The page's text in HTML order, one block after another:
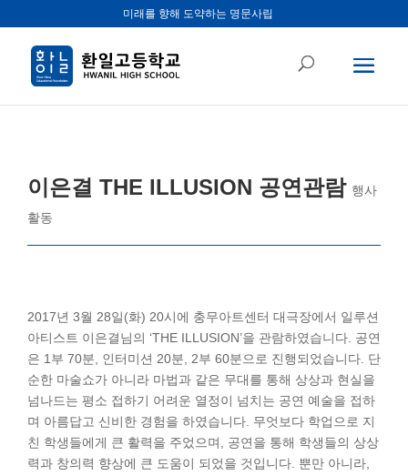
미래를 향해 도약하는 명문사립
이은결 THE ILLUSION 공연관람 행사
활동
2017년 3월 28일(화) 20시에 충무아트센터 대극장에서 일루션
아티스트 이은결님의 ‘THE ILLUSION’을 관람하였습니다. 공연
은 1부 70분, 인터미션 20분, 2부 60분으로 진행되었습니다. 단
순한 마술쇼가 아니라 마법과 같은 무대를 통해 상상과 현실을
넘나드는 평소 접하기 어려운 열정이 넘치는 공연 예술을 접하
며 아름답고 신비한 경험을 하였습니다. 무엇보다 학업으로 지
친 학생들에게 큰 활력을 주었으며, 공연을 통해 학생들의 상상
력과 창의력 향상에 큰 도움이 되었을 것입니다. 뿐만 아니라,